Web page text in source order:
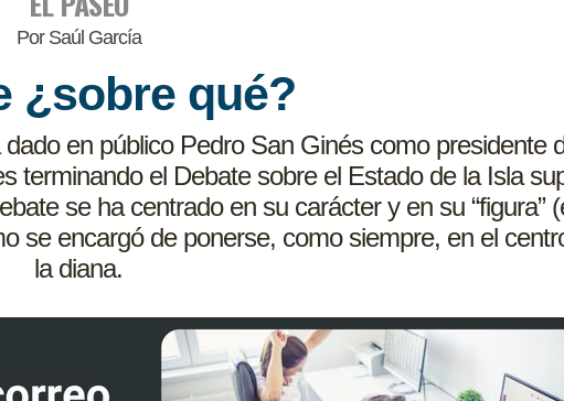
Por Saúl García
¿sobre qué?
en público Pedro San Ginés como presidente
terminando el Debate sobre el Estado de la Isla
se ha centrado en su carácter y en su “figura”
se encargó de ponerse, como siempre, en el
la diana.